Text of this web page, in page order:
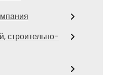
строительно-